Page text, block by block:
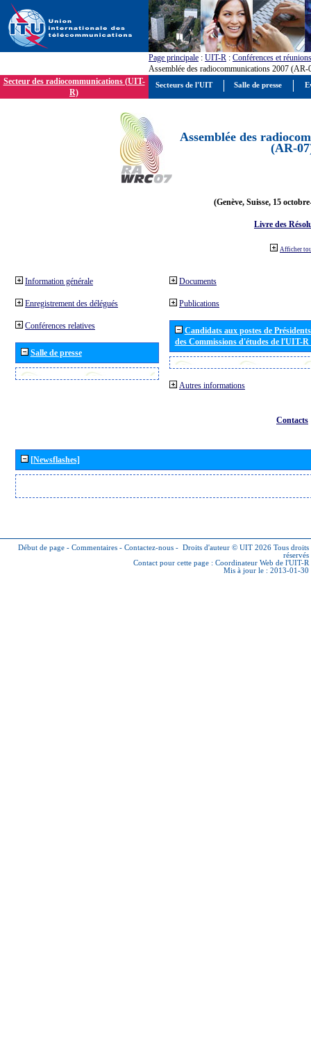
Page principale : UIT-R : Conférences et réunions
Assemblée des radiocommunications 2007 (AR-
Secteur des radiocommunications (UIT-
R)
Assemblée des
(AR-
(Genève, Suisse, 15
Livre des
Afficher
Information générale
Enregistrement des délégués
Conférences relatives
Salle de presse
Documents
Publications
Candidats aux postes de
des Commissions d'études de l'UIT-
Autres informations
Contacts
[Newsflashes]
Début de page - Commentaires - Contactez-nous - Droits d'auteur © UIT 2026 Tous droits
réservés
Contact pour cette page : Coordinateur Web de l'UIT-R
Mis à jour le : 2013-01-30
Secteurs de l'UIT Salle de presse